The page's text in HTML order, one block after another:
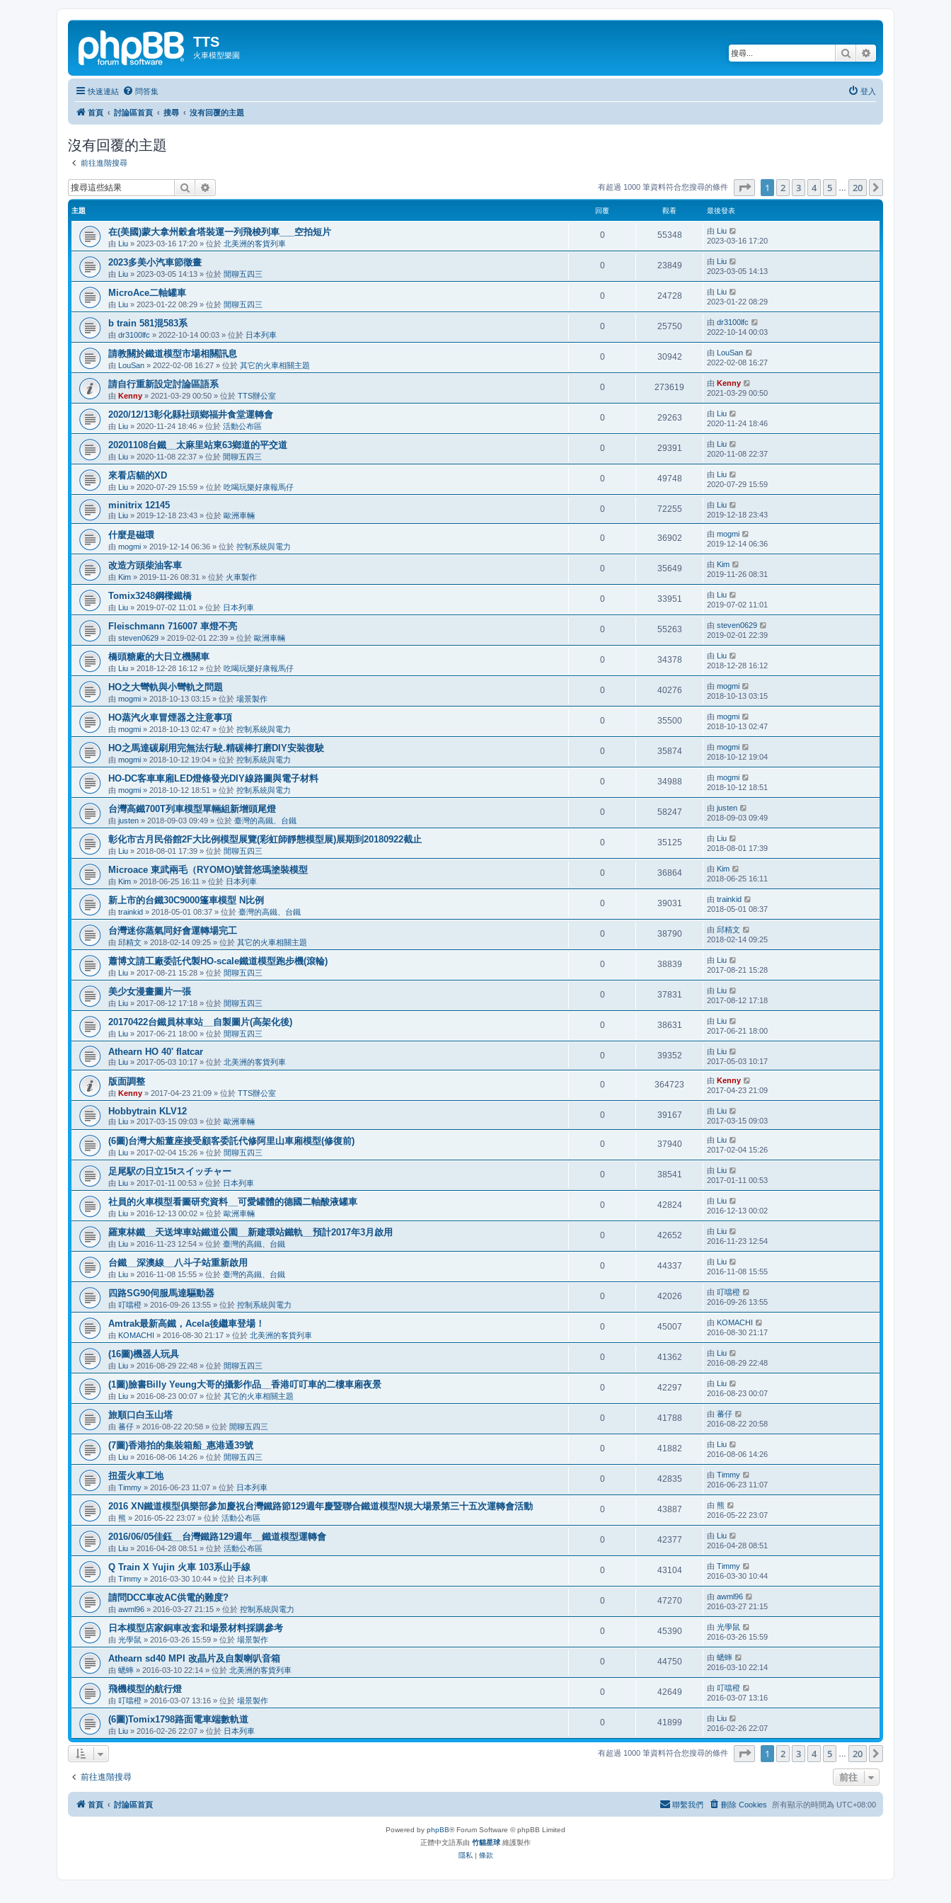
TTS
火車模型樂園 搜尋
快速連結 問答集 登入
首頁 討論區首頁 搜尋 沒有回覆的主題
沒有回覆的主題
前往進階搜尋
搜尋 有超過 1000 筆資料符合您搜尋的條件 1頁 (共 20 頁)
1 2 3 4 5 20
主題 回覆 觀看 最後發表
在(美國)蒙大拿州穀倉塔裝運一列飛梭列車___空拍短片
由 Liu » 2023-03-16 17:20 » 位於 北美洲的客貨列車
0 55348 由 Liu
2023-03-16 17:20
2023多美小汽車節徵畫
由 Liu » 2023-03-05 14:13 » 位於 閒聊五四三
0 23849 由 Liu
2023-03-05 14:13
MicroAce二軸罐車
由 Liu » 2023-01-22 08:29 » 位於 閒聊五四三
0 24728 由 Liu
2023-01-22 08:29
b train 581混583系
由 dr3100lfc » 2022-10-14 00:03 » 位於 日本列車
0 25750 由 dr3100lfc
2022-10-14 00:03
請教關於鐵道模型市場相關訊息
由 LouSan » 2022-02-08 16:27 » 位於 其它的火車相關主題
0 30942 由 LouSan
2022-02-08 16:27
請自行重新設定討論區語系
由 Kenny » 2021-03-29 00:50 » 位於 TTS辦公室
0 273619 由 Kenny
2021-03-29 00:50
2020/12/13彰化縣社頭鄉福井食堂運轉會
由 Liu » 2020-11-24 18:46 » 位於 活動公布區
0 29263 由 Liu
2020-11-24 18:46
20201108台鐵__太麻里站東63鄉道的平交道
由 Liu » 2020-11-08 22:37 » 位於 閒聊五四三
0 29391 由 Liu
2020-11-08 22:37
來看店貓的XD
由 Liu » 2020-07-29 15:59 » 位於 吃喝玩樂好康報馬仔
0 49748 由 Liu
2020-07-29 15:59
minitrix 12145
由 Liu » 2019-12-18 23:43 » 位於 歐洲車輛
0 72255 由 Liu
2019-12-18 23:43
什麼是磁環
由 mogmi » 2019-12-14 06:36 » 位於 控制系統與電力
0 36902 由 mogmi
2019-12-14 06:36
改造方頭柴油客車
由 Kim » 2019-11-26 08:31 » 位於 火車製作
0 35649 由 Kim
2019-11-26 08:31
Tomix3248鋼樑鐵橋
由 Liu » 2019-07-02 11:01 » 位於 日本列車
0 33951 由 Liu
2019-07-02 11:01
Fleischmann 716007 車燈不亮
由 steven0629 » 2019-02-01 22:39 » 位於 歐洲車輛
0 55263 由 steven0629
2019-02-01 22:39
橋頭糖廠的大日立機關車
由 Liu » 2018-12-28 16:12 » 位於 吃喝玩樂好康報馬仔
0 34378 由 Liu
2018-12-28 16:12
HO之大彎軌與小彎軌之問題
由 mogmi » 2018-10-13 03:15 » 位於 場景製作
0 40276 由 mogmi
2018-10-13 03:15
HO蒸汽火車冒煙器之注意事項
由 mogmi » 2018-10-13 02:47 » 位於 控制系統與電力
0 35500 由 mogmi
2018-10-13 02:47
HO之馬達碳刷用完無法行駛.精碳棒打磨DIY安裝復駛
由 mogmi » 2018-10-12 19:04 » 位於 控制系統與電力
0 35874 由 mogmi
2018-10-12 19:04
HO-DC客車車廂LED燈條發光DIY線路圖與電子材料
由 mogmi » 2018-10-12 18:51 » 位於 控制系統與電力
0 34988 由 mogmi
2018-10-12 18:51
台灣高鐵700T列車模型單輛組新增頭尾燈
由 justen » 2018-09-03 09:49 » 位於 臺灣的高鐵、台鐵
0 58247 由 justen
2018-09-03 09:49
彰化市古月民俗館2F大比例模型展覽(彩虹師靜態模型展)展期到20180922截止
由 Liu » 2018-08-01 17:39 » 位於 閒聊五四三
0 35125 由 Liu
2018-08-01 17:39
Microace 東武兩毛（RYOMO)號普悠瑪塗裝模型
由 Kim » 2018-06-25 16:11 » 位於 日本列車
0 36864 由 Kim
2018-06-25 16:11
新上市的台鐵30C9000篷車模型 N比例
由 trainkid » 2018-05-01 08:37 » 位於 臺灣的高鐵、台鐵
0 39031 由 trainkid
2018-05-01 08:37
台灣迷你蒸氣同好會運轉場完工
由 邱精文 » 2018-02-14 09:25 » 位於 其它的火車相關主題
0 38790 由 邱精文
2018-02-14 09:25
蕭博文請工廠委託代製HO-scale鐵道模型跑步機(滾輪)
由 Liu » 2017-08-21 15:28 » 位於 閒聊五四三
0 38839 由 Liu
2017-08-21 15:28
美少女漫畫圖片一張
由 Liu » 2017-08-12 17:18 » 位於 閒聊五四三
0 37831 由 Liu
2017-08-12 17:18
20170422台鐵員林車站__自製圖片(高架化後)
由 Liu » 2017-06-21 18:00 » 位於 閒聊五四三
0 38631 由 Liu
2017-06-21 18:00
Athearn HO 40' flatcar
由 Liu » 2017-05-03 10:17 » 位於 北美洲的客貨列車
0 39352 由 Liu
2017-05-03 10:17
版面調整
由 Kenny » 2017-04-23 21:09 » 位於 TTS辦公室
0 364723 由 Kenny
2017-04-23 21:09
Hobbytrain KLV12
由 Liu » 2017-03-15 09:03 » 位於 歐洲車輛
0 39167 由 Liu
2017-03-15 09:03
(6圖)台灣大船董座接受顧客委託代修阿里山車廂模型(修復前)
由 Liu » 2017-02-04 15:26 » 位於 閒聊五四三
0 37940 由 Liu
2017-02-04 15:26
足尾駅の日立15tスイッチャー
由 Liu » 2017-01-11 00:53 » 位於 日本列車
0 38541 由 Liu
2017-01-11 00:53
社員的火車模型看圖研究資料__可愛罐體的德國二軸酸液罐車
由 Liu » 2016-12-13 00:02 » 位於 歐洲車輛
0 42824 由 Liu
2016-12-13 00:02
羅東林鐵__天送埤車站鐵道公園__新建環站鐵軌__預計2017年3月啟用
由 Liu » 2016-11-23 12:54 » 位於 臺灣的高鐵、台鐵
0 42652 由 Liu
2016-11-23 12:54
台鐵__深澳線__八斗子站重新啟用
由 Liu » 2016-11-08 15:55 » 位於 臺灣的高鐵、台鐵
0 44337 由 Liu
2016-11-08 15:55
四路SG90伺服馬達驅動器
由 叮噹橙 » 2016-09-26 13:55 » 位於 控制系統與電力
0 42026 由 叮噹橙
2016-09-26 13:55
Amtrak最新高鐵，Acela後繼車登場！
由 KOMACHI » 2016-08-30 21:17 » 位於 北美洲的客貨列車
0 45007 由 KOMACHI
2016-08-30 21:17
(16圖)機器人玩具
由 Liu » 2016-08-29 22:48 » 位於 閒聊五四三
0 41362 由 Liu
2016-08-29 22:48
(1圖)臉書Billy Yeung大哥的攝影作品__香港叮叮車的二樓車廂夜景
由 Liu » 2016-08-23 00:07 » 位於 其它的火車相關主題
0 42297 由 Liu
2016-08-23 00:07
旅順口白玉山塔
由 蕃仔 » 2016-08-22 20:58 » 位於 閒聊五四三
0 41788 由 蕃仔
2016-08-22 20:58
(7圖)香港拍的集裝箱船_惠港通39號
由 Liu » 2016-08-06 14:26 » 位於 閒聊五四三
0 41882 由 Liu
2016-08-06 14:26
扭蛋火車工地
由 Timmy » 2016-06-23 11:07 » 位於 日本列車
0 42835 由 Timmy
2016-06-23 11:07
2016 XN鐵道模型俱樂部參加慶祝台灣鐵路節129週年慶暨聯合鐵道模型N規大場景第三十五次運轉會活動
由 熊 » 2016-05-22 23:07 » 位於 活動公布區
0 43887 由 熊
2016-05-22 23:07
2016/06/05佳鈺__台灣鐵路129週年__鐵道模型運轉會
由 Liu » 2016-04-28 08:51 » 位於 活動公布區
0 42377 由 Liu
2016-04-28 08:51
Q Train X Yujin 火車 103系山手線
由 Timmy » 2016-03-30 10:44 » 位於 日本列車
0 43104 由 Timmy
2016-03-30 10:44
請問DCC車改AC供電的難度?
由 awml96 » 2016-03-27 21:15 » 位於 控制系統與電力
0 47270 由 awml96
2016-03-27 21:15
日本模型店家銅車改套和場景材料採購參考
由 光學鼠 » 2016-03-26 15:59 » 位於 場景製作
0 45390 由 光學鼠
2016-03-26 15:59
Athearn sd40 MPI 改晶片及自製喇叭音箱
由 蟋蟀 » 2016-03-10 22:14 » 位於 北美洲的客貨列車
0 44750 由 蟋蟀
2016-03-10 22:14
飛機模型的航行燈
由 叮噹橙 » 2016-03-07 13:16 » 位於 場景製作
0 42649 由 叮噹橙
2016-03-07 13:16
(6圖)Tomix1798路面電車端數軌道
由 Liu » 2016-02-26 22:07 » 位於 日本列車
0 41899 由 Liu
2016-02-26 22:07
有超過 1000 筆資料符合您搜尋的條件 1頁 (共 20 頁)
1 2 3 4 5 20
前往進階搜尋 前往
首頁 討論區首頁 所有顯示的時間為 UTC+08:00
刪除 Cookies
聯繫我們
Powered by phpBB® Forum Software © phpBB Limited
正體中文語系由 竹貓星球 維護製作
隱私 | 條款